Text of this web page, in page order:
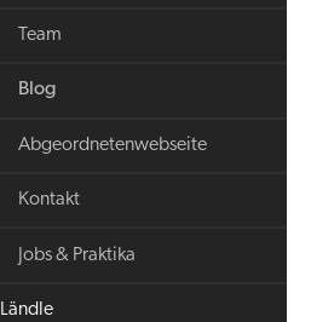
Team
Blog
Abgeordnetenwebseite
Kontakt
Jobs & Praktika
Ländle